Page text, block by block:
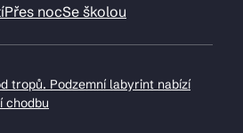
Přes nocSe školou
tropů. Podzemní labyrint nabízí
chodbu